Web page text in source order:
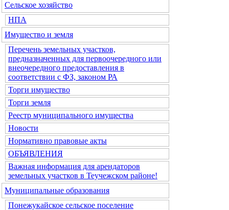
Сельское хозяйство
НПА
Имущество и земля
Перечень земельных участков,
предназначенных для первоочередного или
внеочередного предоставления в
соответствии с ФЗ, законом РА
Торги имущество
Торги земля
Реестр муниципального имущества
Новости
Нормативно правовые акты
ОБЪЯВЛЕНИЯ
Важная информация для арендаторов
земельных участков в Теучежском районе!
Муниципальные образования
Понежукайское сельское поселение